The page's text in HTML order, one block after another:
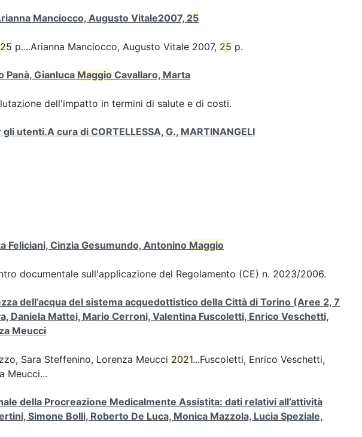
Manciocco, Augusto Vitale2007, 25
25 p....Arianna Manciocco, Augusto Vitale 2007, 25 p.
Panà, Gianluca Maggio Cavallaro, Marta
dell'impatto in termini di salute e di costi.
utenti.A cura di CORTELLESSA, G., MARTINANGELI
Feliciani, Cinzia Gesumundo, Antonino Maggio
documentale sull'applicazione del Regolamento (CE) n. 2023/2006.
dell’acqua del sistema acquedottistico della Città di Torino (Aree 2, 7
Daniela Mattei, Mario Cerroni, Valentina Fuscoletti, Enrico Veschetti,
Meucci
Sara Steffenino, Lorenza Meucci 2021...Fuscoletti, Enrico Veschetti,
Meucci...
della Procreazione Medicalmente Assistita: dati relativi all’attività
Simone Bolli, Roberto De Luca, Monica Mazzola, Lucia Speziale,